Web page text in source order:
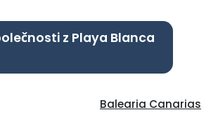
z Playa Blanca
Balearia Canarias